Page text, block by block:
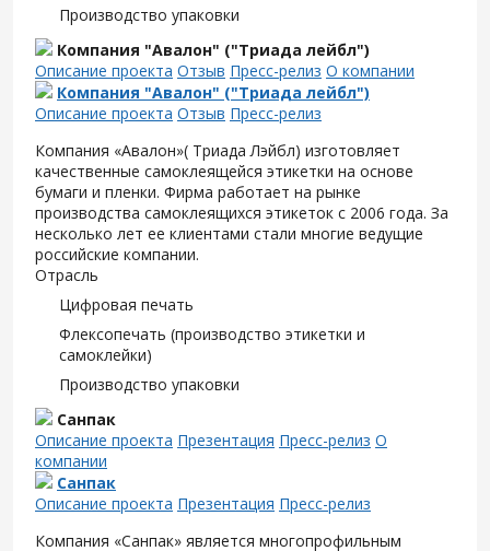
Производство упаковки
Компания "Авалон" ("Триада лейбл")
Описание проекта Отзыв Пресс-релиз О компании
Компания "Авалон" ("Триада лейбл")
Описание проекта Отзыв Пресс-релиз
Компания «Авалон»( Триада Лэйбл) изготовляет
качественные самоклеящейся этикетки на основе
бумаги и пленки. Фирма работает на рынке
производства самоклеящихся этикеток с 2006 года. За
несколько лет ее клиентами стали многие ведущие
российские компании.
Отрасль
Цифровая печать
Флексопечать (производство этикетки и
самоклейки)
Производство упаковки
Санпак
Описание проекта Презентация Пресс-релиз О
компании
Санпак
Описание проекта Презентация Пресс-релиз
Компания «Санпак» является многопрофильным